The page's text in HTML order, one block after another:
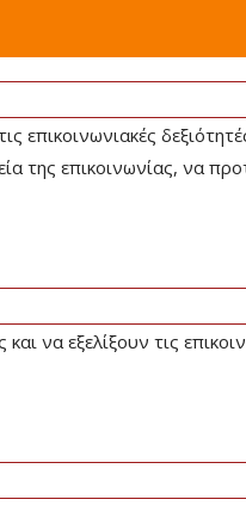
επικοινωνιακές
επικοινωνίας, να
να εξελίξουν τις